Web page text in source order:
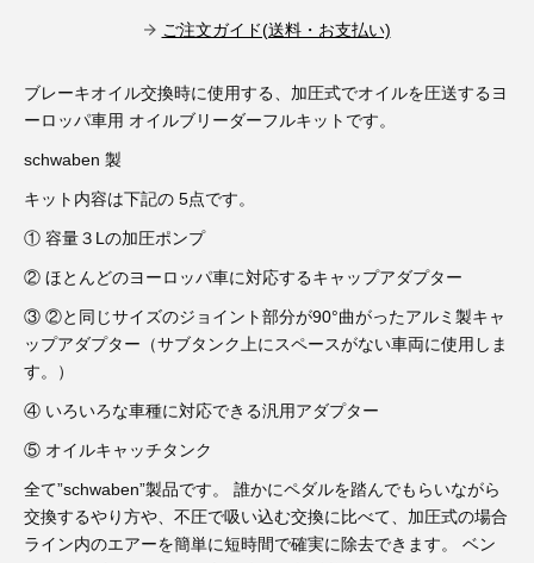
ホイールロック取り外しツール（6）
3D プリンターペン（8）
ライト関連（6）
その他（12）
ご注文ガイド(送料・お支払い)
ブレーキオイル交換時に使用する、加圧式でオイルを圧送するヨ
ーロッパ車用 オイルブリーダーフルキットです。
schwaben 製
キット内容は下記の 5点です。
① 容量３Lの加圧ポンプ
② ほとんどのヨーロッパ車に対応するキャップアダプター
③ ②と同じサイズのジョイント部分が90°曲がったアルミ製キャ
ップアダプター（サブタンク上にスペースがない車両に使用しま
す。）
④ いろいろな車種に対応できる汎用アダプター
⑤ オイルキャッチタンク
全て”schwaben”製品です。 誰かにペダルを踏んでもらいながら
交換するやり方や、不圧で吸い込む交換に比べて、加圧式の場合
ライン内のエアーを簡単に短時間で確実に除去できます。 ベン